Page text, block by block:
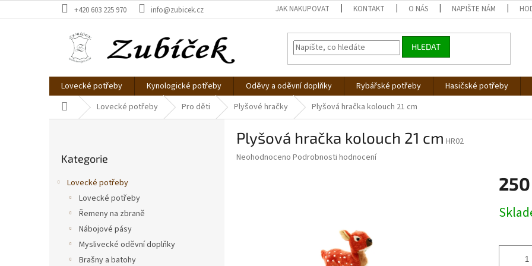
na
+420 603 225 970 info@zubicek.cz JAK NAKUPOVAT KONTAKT O NÁS NAPIŠTE NÁM
HLEDAT
Lovecké potřeby Kynologické potřeby Oděvy a oděvní doplňky Rybářské potřeby Hasičské potřeby
Domů Lovecké potřeby Pro děti Plyšové hračky Plyšová hračka kolouch 21 cm
kategorie
Kategorie
Lovecké potřeby
Lovecké potřeby
Řemeny na zbraně
Nábojové pásy
Myslivecké oděvní doplňky
Brašny a batohy
Plyšová hračka kolouch 21 cm HR02
Průměrné
Neohodnoceno Podrobnosti hodnocení
cena: